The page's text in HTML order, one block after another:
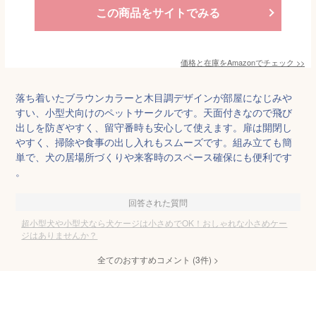
この商品をサイトでみる
価格と在庫をAmazonでチェック >>
落ち着いたブラウンカラーと木目調デザインが部屋になじみや
すい、小型犬向けのペットサークルです。天面付きなので飛び
出しを防ぎやすく、留守番時も安心して使えます。扉は開閉し
やすく、掃除や食事の出し入れもスムーズです。組み立ても簡
単で、犬の居場所づくりや来客時のスペース確保にも便利です
。
回答された質問
超小型犬や小型犬なら犬ケージは小さめでOK！おしゃれな小さめケー
ジはありませんか？
全てのおすすめコメント (3件) >